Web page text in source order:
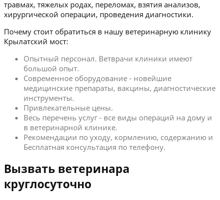
травмах, тяжелых родах, переломах, взятия анализов,
хирургической операции, проведения диагностики.
Почему стоит обратиться в нашу ветеринарную клинику
Крылатский мост:
Опытный персонал. Ветврачи клиники имеют
большой опыт.
Современное оборудование - новейшие
медицинские препараты, вакцины, диагностические
инструменты.
Привлекательные цены.
Весь перечень услуг - все виды операций на дому и
в ветеринарной клинике.
Рекомендации по уходу, кормлению, содержанию и
Бесплатная консультация по телефону.
Вызвать ветеринара
круглосуточно